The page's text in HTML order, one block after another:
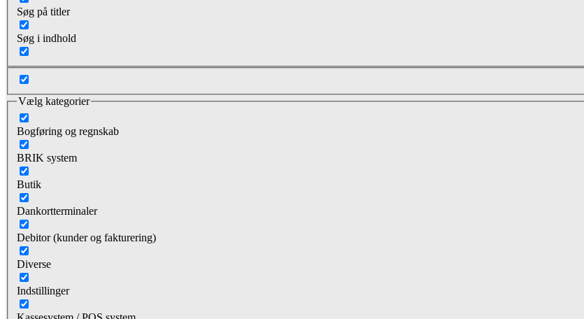
Søg på titler
Søg i indhold
Vælg kategorier
Bogføring og regnskab
BRIK system
Butik
Dankortterminaler
Debitor (kunder og fakturering)
Diverse
Indstillinger